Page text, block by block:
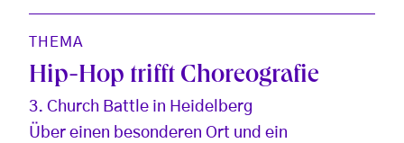
THEMA
Hip-Hop trifft Choreografie
3. Church Battle in Heidelberg
Über einen besonderen Ort und ein